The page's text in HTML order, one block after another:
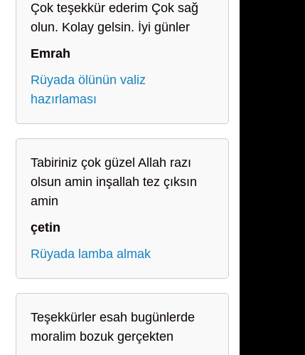
Çok teşekkür ederim Çok sağ
olun. Kolay gelsin. İyi günler
Emrah
Rüyada ölünün valiz
hazırlaması
Tabiriniz çok güzel Allah razı
olsun amin inşallah tez çıksın
amin
çetin
Rüyada lamba almak
Teşekkürler esah bugünlerde
moralim bozuk gerçekten